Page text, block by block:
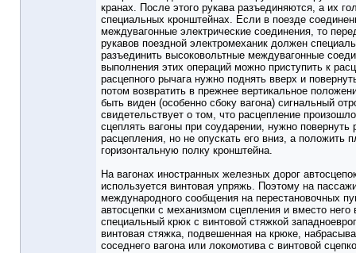
кранах. После этого рукава разъединяются, а их
специальных кронштейнах. Если в поезде
междувагонные электрические соединения, то
рукавов поездной электромеханик должен
разъединить высоковольтные междувагонные
выполнения этих операций можно приступить к
расцепного рычага нужно поднять вверх и
потом возвратить в прежнее вертикальное
быть виден (особенно сбоку вагона) сигнальный
свидетельствует о том, что расцепление
сцеплять вагоны при соударении, нужно повернуть
расцепления, но не опускать его вниз, а положить
горизонтальную полку кронштейна.
На вагонах иностранных железных дорог
используется винтовая упряжь. Поэтому на
международного сообщения на перестановочных
автосцепки с механизмом сцепления и вместо него
специальный крюк с винтовой стяжкой
винтовая стяжка, подвешенная на крюке,
соседнего вагона или локомотива с винтовой